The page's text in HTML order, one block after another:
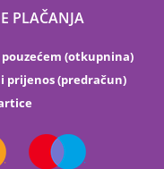
PLAČANJA
pouzećem (otkupnina)
prijenos (predračun)